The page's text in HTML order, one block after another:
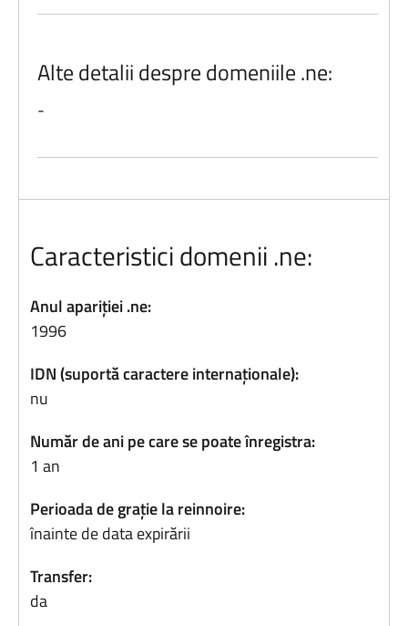
Alte detalii despre domeniile .ne:
-
Caracteristici domenii .ne:
Anul apariției .ne:
1996
IDN (suportă caractere internaționale):
nu
Număr de ani pe care se poate înregistra:
1 an
Perioada de grație la reinnoire:
înainte de data expirării
Transfer:
da